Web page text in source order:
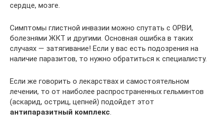
сердце, мозге.
Симптомы глистной инвазии можно спутать с ОРВИ,
болезнями ЖКТ и другими. Основная ошибка в таких
случаях — затягивание! Если у вас есть подозрения на
наличие паразитов, то нужно обратиться к специалисту.
Если же говорить о лекарствах и самостоятельном
лечении, то от наиболее распространенных гельминтов
(аскарид, остриц, цепней) подойдет этот
антипаразитный комплекс